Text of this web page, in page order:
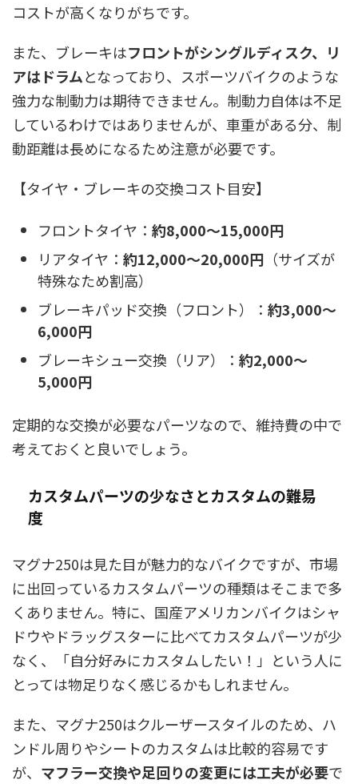
コストが高くなりがちです。
また、ブレーキはフロントがシングルディスク、リ
アはドラムとなっており、スポーツバイクのような
強力な制動力は期待できません。制動力自体は不足
しているわけではありませんが、車重がある分、制
動距離は長めになるため注意が必要です。
【タイヤ・ブレーキの交換コスト目安】
フロントタイヤ： 約8,000〜15,000円
リアタイヤ： 約12,000〜20,000円 （サイズが
特殊なため割高）
ブレーキパッド交換（フロント）： 約3,000〜
6,000円
ブレーキシュー交換（リア）： 約2,000〜
5,000円
定期的な交換が必要なパーツなので、維持費の中で
考えておくと良いでしょう。
カスタムパーツの少なさとカスタムの難易
度
マグナ250は見た目が魅力的なバイクですが、市場
に出回っているカスタムパーツの種類はそこまで多
くありません。特に、国産アメリカンバイクはシャ
ドウやドラッグスターに比べてカスタムパーツが少
なく、「自分好みにカスタムしたい！」という人に
とっては物足りなく感じるかもしれません。
また、マグナ250はクルーザースタイルのため、ハ
ンドル周りやシートのカスタムは比較的容易です
が、 マフラー交換や足回りの変更には工夫が必要で